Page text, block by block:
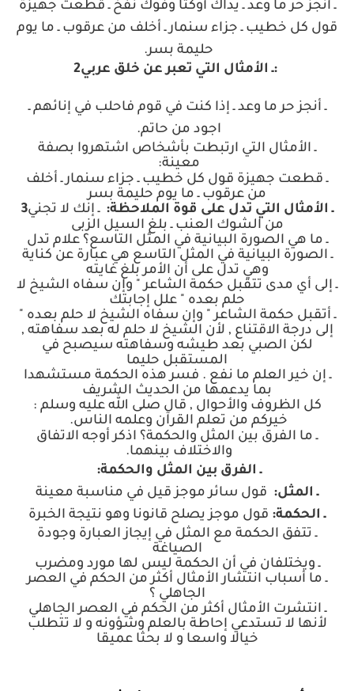
ـ أنجز حر ما وعد ـ يداك أوكتا وفوك نفخ ـ قطعت جهيزة
قول كل خطيب ـ جزاء سنمار ـ أخلف من عرقوب ـ ما يوم
حليمة بسر.
2ـ الأمثال التي تعبر عن خلق عربي:
ـ أنجز حر ما وعد ـ إذا كنت في قوم فاحلب في إنائهم ـ
اجود من حاتم.
ـ الأمثال التي ارتبطت بأشخاص اشتهروا بصفة
معينة:
ـ قطعت جهيزة قول كل خطيب ـ جزاء سنمار ـ أخلف
من عرقوب ـ ما يوم حليمة بسر
3
ـ الأمثال التي تدل على قوة الملاحظة: ـ إنك لا تجني
من الشوك العنب ـ بلغ السيل الزبى
ـ ما هي الصورة البيانية في المثل التاسع؟ علام تدل
ـ الصورة البيانية في المثل التاسع هي عبارة عن كناية
وهي تدل على أن الأمر بلغ غايته
ـ إلى أي مدى تتقبل حكمة الشاعر " وإن سفاه الشيخ لا
حلم بعده " علل إجابتك
ـ أتقبل حكمة الشاعر " وإن سفاه الشيخ لا حلم بعده "
إلى درجة الاقتناع , لأن الشيخ لا حلم له بعد سفاهته ,
لكن الصبي بعد طيشه وسفاهته سيصبح في
المستقبل حليما
ـ إن خير العلم ما نفع . فسر هذه الحكمة مستشهدا
بما يدعمها من الحديث الشريف
كل الظروف والأحوال , قال صلى الله عليه وسلم :
خيركم من تعلم القرآن وعلمه الناس.
ـ ما الفرق بين المثل والحكمة؟ اذكر أوجه الاتفاق
والاختلاف بينهما.
ـ الفرق بين المثل والحكمة:
ـ المثل: قول سائر موجز قيل في مناسبة معينة
ـ الحكمة: قول موجز يصلح قانونا وهو نتيجة الخبرة
ـ تتفق الحكمة مع المثل في إيجاز العبارة وجودة
الصياغة
ـ ويختلفان في أن الحكمة ليس لها مورد ومضرب
ـ ما أسباب انتشار الأمثال أكثر من الحكم في العصر
الجاهلي ؟
ـ انتشرت الأمثال أكثر من الحكم في العصر الجاهلي
لأنها لا تستدعي إحاطة بالعلم وشؤونه و لا تتطلب
خيالا واسعا و لا بحثا عميقا